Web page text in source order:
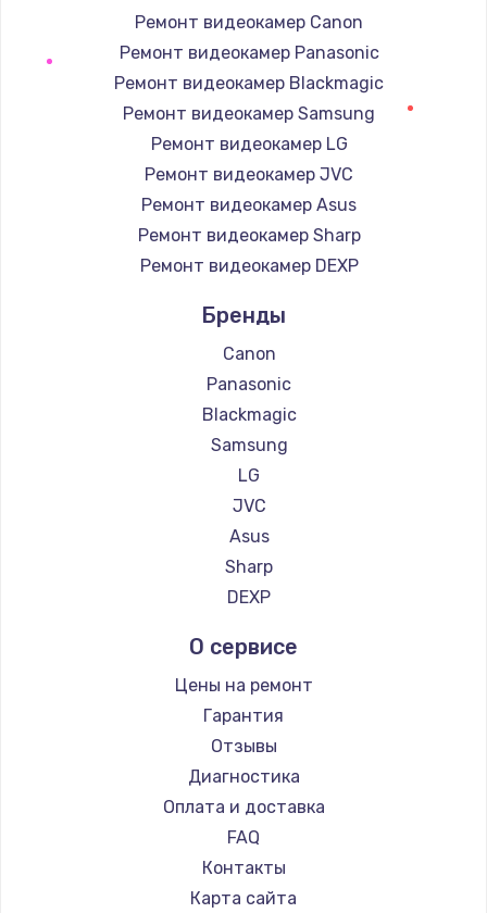
Замена / ремонт электронного модуля
управления
600 руб.
Заказать
Замена конфорки
1100 руб.
Заказать
Замена платы сенсора
900 руб.
Заказать
Замена регулятора режимов конфорки
900 руб.
Заказать
Замена сенсорного датчика
1300 руб.
Заказать
Замена сигнальной лампы
1200 руб.
Заказать
Замена системной платы
1500 руб.
Замена температурного датчика
2500 руб.
Ремонт видеокамер Canon
Ремонт видеокамер Panasonic
Ремонт видеокамер Blackmagic
Ремонт видеокамер Samsung
Ремонт видеокамер LG
Ремонт видеокамер JVC
Ремонт видеокамер Asus
Ремонт видеокамер Sharp
Ремонт видеокамер DEXP
Бренды
Canon
Panasonic
Blackmagic
Samsung
LG
JVC
Asus
Sharp
DEXP
О сервисе
Цены на ремонт
Гарантия
Отзывы
Диагностика
Оплата и доставка
FAQ
Контакты
Карта сайта